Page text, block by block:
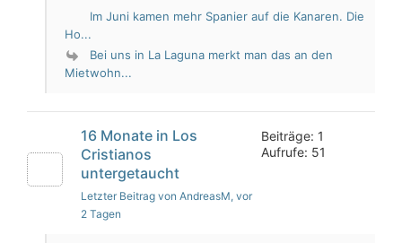
Im Juni kamen mehr Spanier auf die Kanaren. Die
Ho...
Bei uns in La Laguna merkt man das an den
Mietwohn...
16 Monate in Los
Cristianos
untergetaucht
Letzter Beitrag von AndreasM, vor
2 Tagen
Beiträge: 1
Aufrufe: 51